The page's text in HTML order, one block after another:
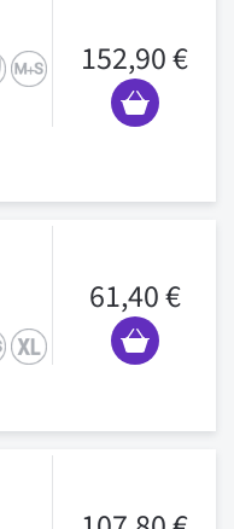
152,90 €
61,40 €